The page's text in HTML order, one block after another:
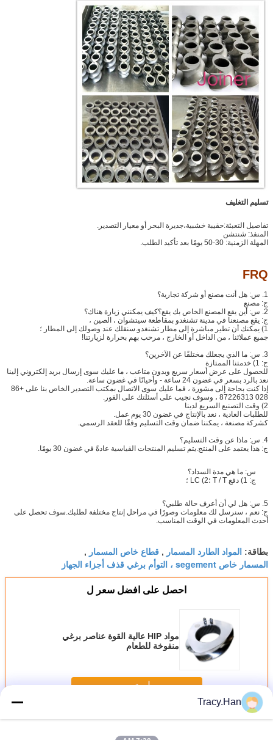
تسليم التغليف
تفاصيل التعبئة:حقيبة خشبية،جديرة البحر أو معيار التصدير.
المنفذ: شنتشن
المهلة الزمنية: 30-50 يومًا بعد تأكيد الطلب.
FRQ
1. س: هل أنت مصنع أو شركة تجارية؟
ج: مصنع
2. س: أين يقع المصنع الخاص بك يقع؟كيف يمكنني زيارة هناك؟
ج: يقع مصنعنا في مدينة تشنغدو بمقاطعة سيتشوان ، الصين ،
1) يمكنك أن تطير مباشرة إلى مطار تشنغدو.سنقلك عند وصولك إلى المطار ؛
جميع عملائنا ، من الداخل أو الخارج ، مرحب بهم بحرارة لزيارتنا!
3. س: ما الذي يجعلك مختلفًا عن الآخرين؟
ج: 1) خدمتنا الممتازة
للحصول على عرض أسعار سريع وبدون متاعب ، ما عليك سوى إرسال بريد إلكتروني إلينا
نعد بالرد بسعر في غضون 24 ساعة - وأحيانًا في غضون ساعة.
إذا كنت بحاجة إلى مشورة ، فما عليك سوى الاتصال بمكتب التصدير الخاص بنا على +86
028 87226313 ، وسوف نجيب على أسئلتك على الفور.
2) وقت التصنيع السريع لدينا
للطلبات العادية ، نعد بالإنتاج في غضون 30 يوم عمل.
كشركة مصنعة ، يمكننا ضمان وقت التسليم وفقًا للعقد الرسمي.
4. س: ماذا عن وقت التسليم؟
ج: هذا يعتمد على المنتج.يتم تسليم المنتجات القياسية عادةً في غضون 30 يومًا.
س: ما هي مدة السداد؟
ج: 1) دفع T / T ؛2) LC ؛
5. س: هل لي أن أعرف حالة طلبي؟
ج: نعم ، سنرسل لك معلومات وصورًا في مراحل إنتاج مختلفة لطلبك.سوف تحصل على
أحدث المعلومات في الوقت المناسب.
بطاقة: المواد الطارد المسمار , قطاع خاص المسمار ,
المسمار خاص segement ، التوأم برغي قذف أجزاء الجهاز
احصل على افضل سعر ل
مواد HIP عالية القوة عناصر برغي
منفوخة للطعام
استمر
أكثرعناصر المسمار
Tracy.Han